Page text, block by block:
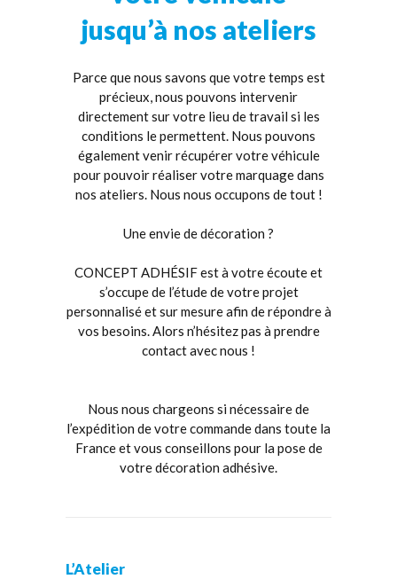
jusqu’à nos ateliers
Parce que nous savons que votre temps est
précieux, nous pouvons intervenir
directement sur votre lieu de travail si les
conditions le permettent. Nous pouvons
également venir récupérer votre véhicule
pour pouvoir réaliser votre marquage dans
nos ateliers. Nous nous occupons de tout !
Une envie de décoration ?
CONCEPT ADHÉSIF est à votre écoute et
s’occupe de l’étude de votre projet
personnalisé et sur mesure afin de répondre à
vos besoins. Alors n’hésitez pas à prendre
contact avec nous !
Nous nous chargeons si nécessaire de
l’expédition de votre commande dans toute la
France et vous conseillons pour la pose de
votre décoration adhésive.
L’Atelier